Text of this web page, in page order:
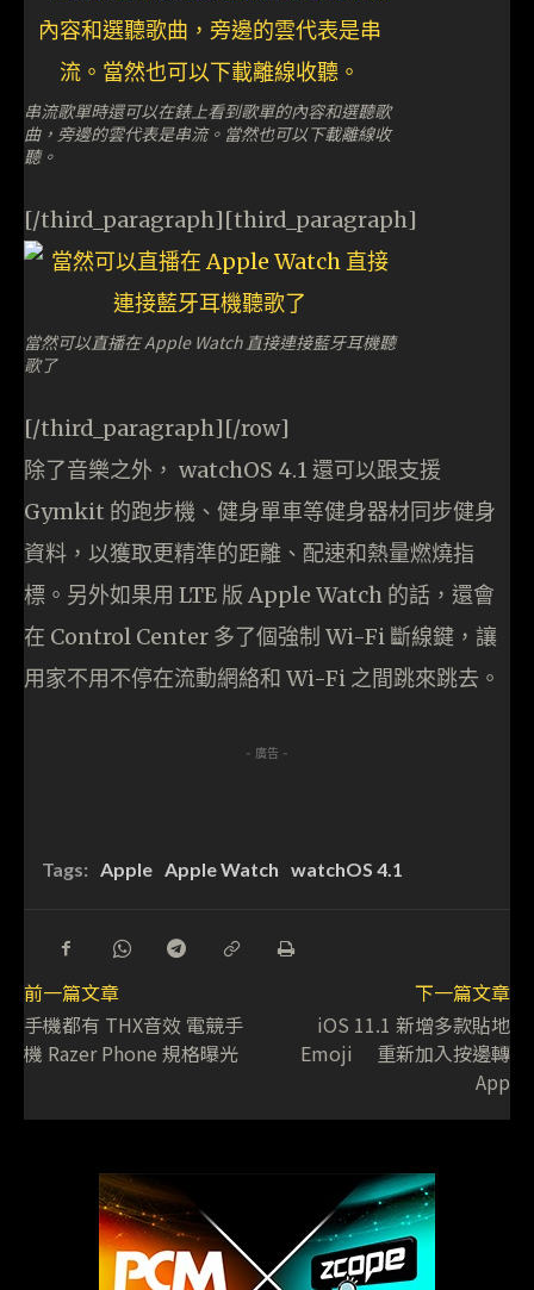
串流歌單時還可以在錶上看到歌單的內容和選聽歌
曲，旁邊的雲代表是串流。當然也可以下載離線收
聽。
[/third_paragraph][third_paragraph]
當然可以直播在 Apple Watch 直接連接藍牙耳機聽
歌了
[/third_paragraph][/row]
除了音樂之外， watchOS 4.1 還可以跟支援
Gymkit 的跑步機、健身單車等健身器材同步健身
資料，以獲取更精準的距離、配速和熱量燃燒指
標。另外如果用 LTE 版 Apple Watch 的話，還會
在 Control Center 多了個強制 Wi-Fi 斷線鍵，讓
用家不用不停在流動網絡和 Wi-Fi 之間跳來跳去。
- 廣告 -
Tags: Apple Apple Watch watchOS 4.1
前一篇文章
手機都有 THX音效 電競手
機 Razer Phone 規格曝光
下一篇文章
iOS 11.1 新增多款貼地
Emoji 重新加入按邊轉
App